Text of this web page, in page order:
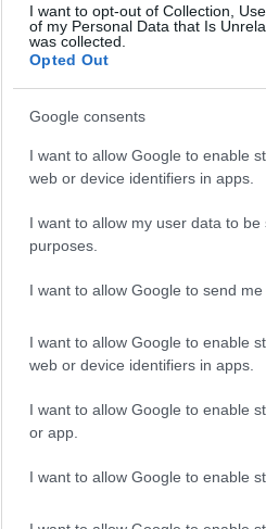
I want to opt-out of Collection,
of my Personal Data that Is
was collected.
Opted Out
Google consents
I want to allow Google to enable
web or device identifiers in apps.
I want to allow my user data to
purposes.
I want to allow Google to send
I want to allow Google to enable
web or device identifiers in apps.
I want to allow Google to enable
or app.
I want to allow Google to enable